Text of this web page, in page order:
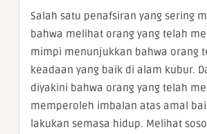
Salah satu penafsiran yang sering
bahwa melihat orang yang telah
mimpi menunjukkan bahwa orang
keadaan yang baik di alam kubur.
diyakini bahwa orang yang telah
memperoleh imbalan atas amal
lakukan semasa hidup. Melihat